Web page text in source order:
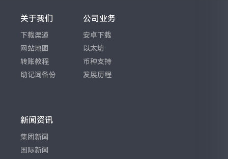
关于我们
下载渠道
网站地图
转账教程
助记词备份
公司业务
安卓下载
以太坊
币种支持
发展历程
新闻资讯
集团新闻
国际新闻